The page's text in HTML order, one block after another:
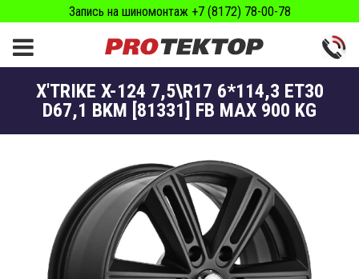
Запись на шиномонтаж +7 (8172) 78-00-78
X'TRIKE X-124 7,5\R17 6*114,3 ET30
D67,1 BKM [81331] FB MAX 900 KG